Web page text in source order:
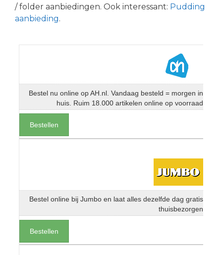
/ folder aanbiedingen. Ook interessant: Pudding
aanbieding.
Bestel nu online op AH.nl. Vandaag besteld = morgen in
huis. Ruim 18.000 artikelen online op voorraad
Bestellen
Bestel online bij Jumbo en laat alles dezelfde dag gratis
thuisbezorgen
Bestellen